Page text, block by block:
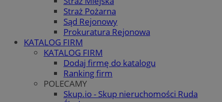
Straż Pożarna
Sąd Rejonowy
Prokuratura Rejonowa
KATALOG FIRM
KATALOG FIRM
Dodaj firmę do katalogu
Ranking firm
POLECAMY
Skup.io - Skup nieruchomości Ruda